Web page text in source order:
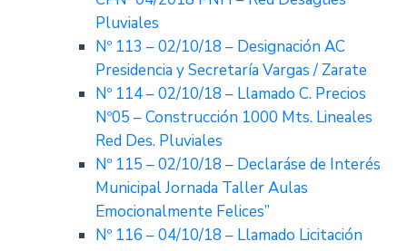
Pluviales
Nº 113 – 02/10/18 – Designación AC
Presidencia y Secretaría Vargas / Zarate
Nº 114 – 02/10/18 – Llamado C. Precios
Nº05 – Construcción 1000 Mts. Lineales
Red Des. Pluviales
Nº 115 – 02/10/18 – Declaráse de Interés
Municipal Jornada Taller Aulas
Emocionalmente Felices”
Nº 116 – 04/10/18 – Llamado Licitación